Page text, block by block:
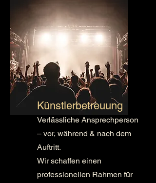
Künstlerbetreuung
Verlässliche Ansprechperson
– vor, während & nach dem
Auftritt.
Wir schaffen einen
professionellen Rahmen für